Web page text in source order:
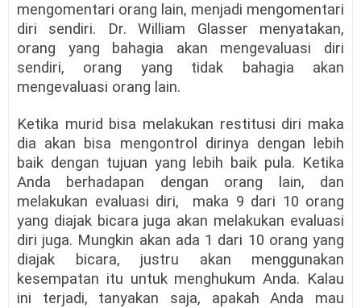
mengomentari orang lain, menjadi mengomentari
diri sendiri. Dr. William Glasser menyatakan,
orang yang bahagia akan mengevaluasi diri
sendiri, orang yang tidak bahagia akan
mengevaluasi orang lain.
Ketika murid bisa melakukan restitusi diri maka
dia akan bisa mengontrol dirinya dengan lebih
baik dengan tujuan yang lebih baik pula. Ketika
Anda berhadapan dengan orang lain, dan
melakukan evaluasi diri,
maka 9 dari 10 orang
yang diajak bicara juga akan melakukan evaluasi
diri juga. Mungkin akan ada 1 dari 10 orang yang
diajak bicara, justru akan menggunakan
kesempatan itu untuk menghukum Anda. Kalau
ini terjadi, tanyakan saja, apakah Anda mau